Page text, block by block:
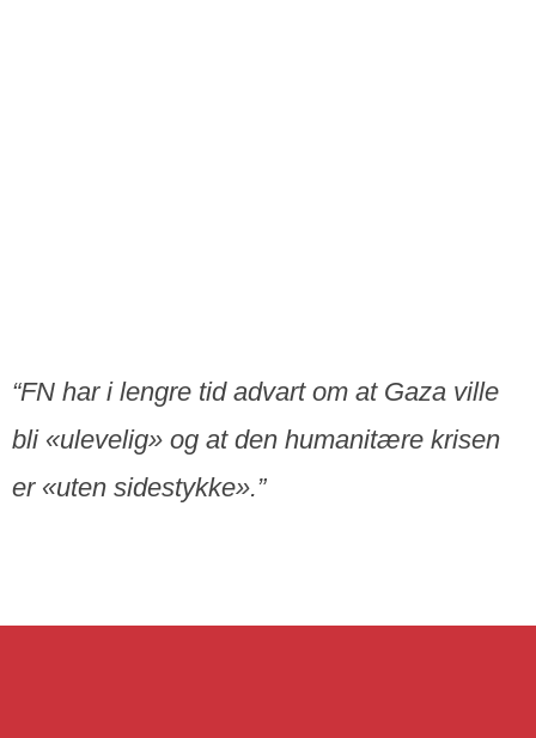
“FN har i lengre tid advart om at Gaza ville
bli «ulevelig» og at den humanitære krisen
er «uten sidestykke».”